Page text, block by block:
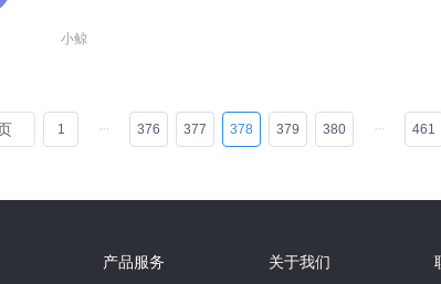
小鲸
1 376 377 378 379 380 461
产品服务 关于我们